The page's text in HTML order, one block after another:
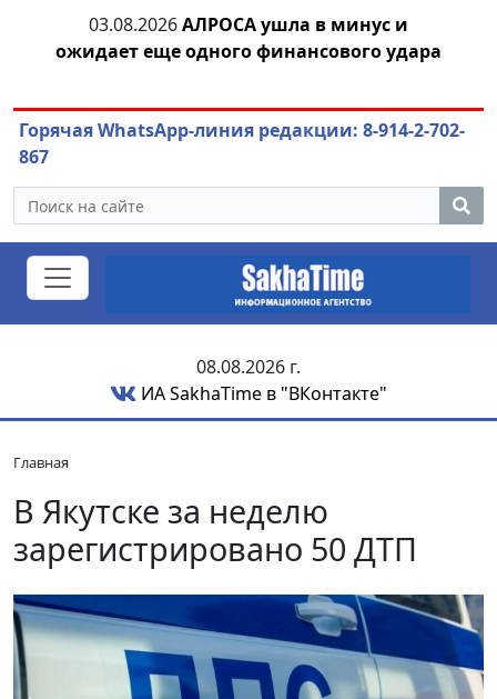
03.08.2026АЛРОСА ушла в минус и
ожидает еще одного финансового удара
Горячая WhatsApp-линия редакции: 8-914-2-702-
867
08.08.2026 г.
ИА SakhaTime в "ВКонтакте"
Главная
В Якутске за неделю
зарегистрировано 50 ДТП